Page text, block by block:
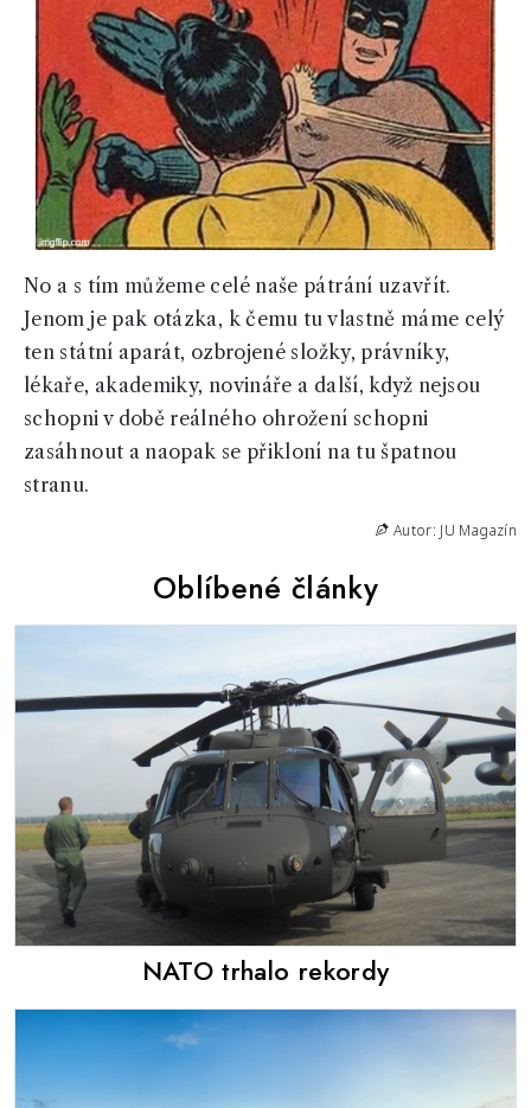
No a s tím můžeme celé naše pátrání uzavřít.
Jenom je pak otázka, k čemu tu vlastně máme celý
ten státní aparát, ozbrojené složky, právníky,
lékaře, akademiky, novináře a další, když nejsou
schopni v době reálného ohrožení schopni
zasáhnout a naopak se přikloní na tu špatnou
stranu.
Autor: JU Magazín
Oblíbené články
NATO trhalo rekordy